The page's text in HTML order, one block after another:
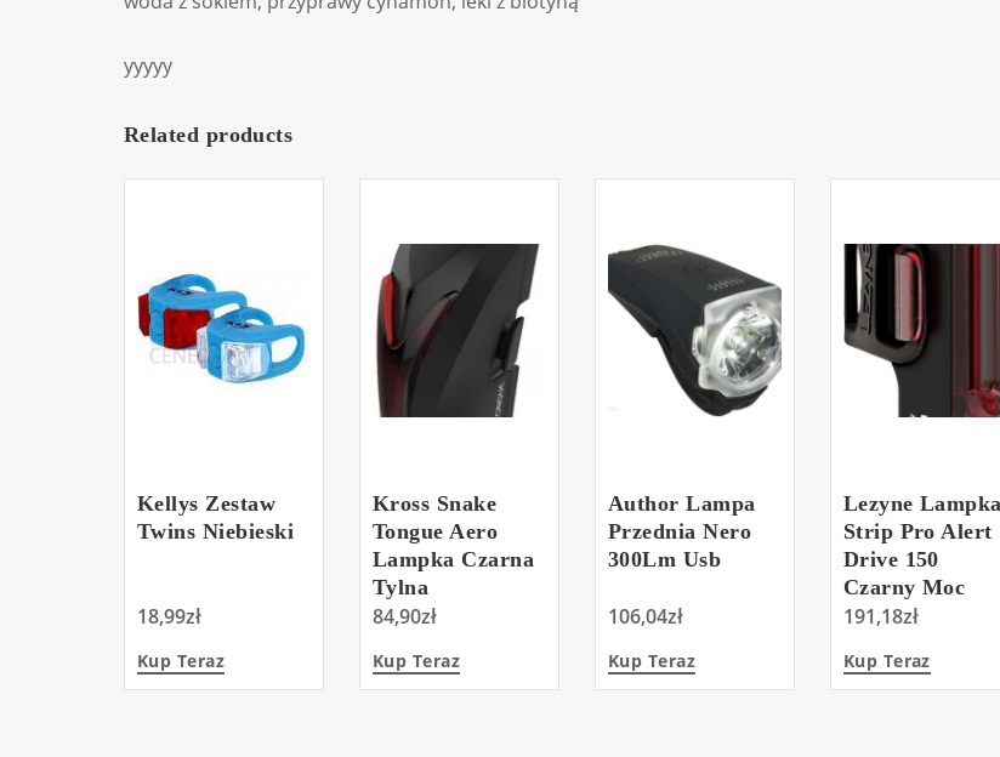
yyyyy
Related products
Kellys Zestaw
Twins Niebieski
18,99zł
Kup Teraz
Kross Snake
Tongue Aero
Lampka Czarna
Tylna
84,90zł
Kup Teraz
Author Lampa
Przednia Nero
300Lm Usb
106,04zł
Kup Teraz
Lezyne Lampka
Strip Pro Alert
Drive 150
Czarny Moc
Światła Lm
191,18zł
Kup Teraz